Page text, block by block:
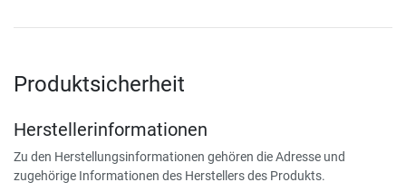
Produktsicherheit
Herstellerinformationen
Zu den Herstellungsinformationen gehören die Adresse und
zugehörige Informationen des Herstellers des Produkts.